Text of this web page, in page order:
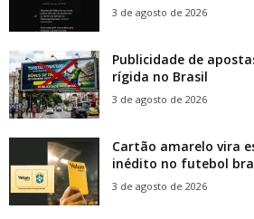
3 de agosto de 2026
Publicidade de
rígida no Brasil
3 de agosto de 2026
Cartão amarelo vira
inédito no futebol
3 de agosto de 2026